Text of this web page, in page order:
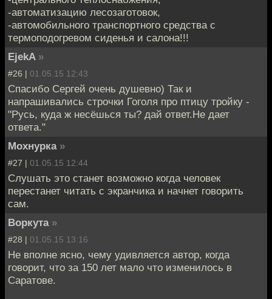
-автоматизацию лесозаготовок,
-автомобильного транспортного средства с
термоподогревом сиденья и салона!!!
EjekA »
#26 | 01.05.15 12:43
Спасибо Сергей очень душевно) Так и
напрашивались строчки Гоголя про птицу тройку -
"Русь, куда ж несёшься ты? дай ответ.Не дает
ответа."
Мохнурка »
#27 | 01.05.15 12:44
Слушать это станет возможно когда человек
перестанет читать с экранчика и начнет говорить
сам.
Воркута »
#28 | 01.05.15 13:16
Не вполне ясно, чему удивляется автор, когда
говорит, что за 150 лет мало что изменилось в
Саратове.